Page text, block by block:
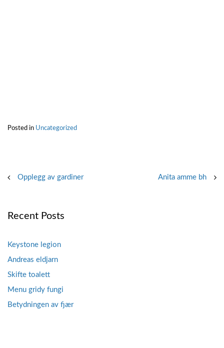
Posted in Uncategorized
Post
Opplegg av gardiner Anita amme bh
Recent Posts
Keystone legion
Andreas eldjarn
Skifte toalett
Menu gridy fungi
Betydningen av fjær